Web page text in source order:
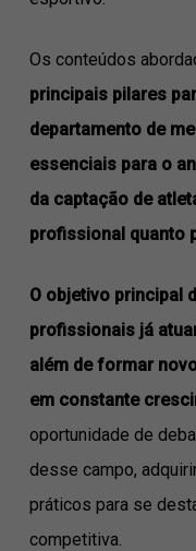
Os conteúdos
principais pilares
departamento de
essenciais para o
da captação de
profissional quanto
O objetivo principal
profissionais já
além de formar
em constante
oportunidade de
desse campo,
práticos para se
competitiva.